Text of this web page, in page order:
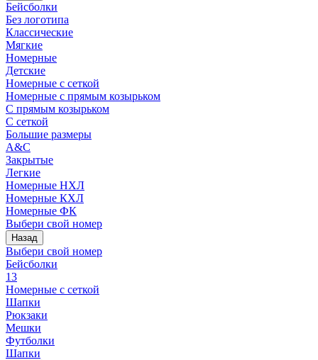
Бейсболки
Без логотипа
Классические
Мягкие
Номерные
Детские
Номерные с сеткой
Номерные с прямым козырьком
С прямым козырьком
С сеткой
Большие размеры
A&C
Закрытые
Легкие
Номерные НХЛ
Номерные КХЛ
Номерные ФК
Выбери свой номер
Назад
Выбери свой номер
Бейсболки
13
Номерные с сеткой
Шапки
Рюкзаки
Мешки
Футболки
Шапки